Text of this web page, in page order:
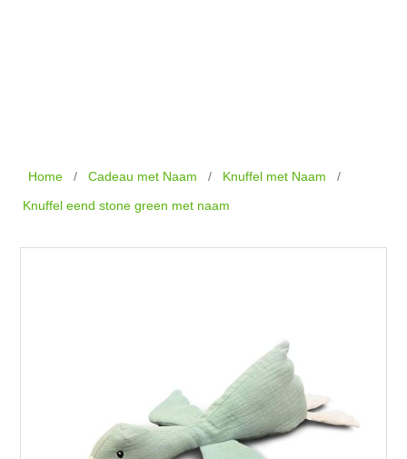
Home / Cadeau met Naam / Knuffel met Naam
/
Knuffel eend stone green met naam